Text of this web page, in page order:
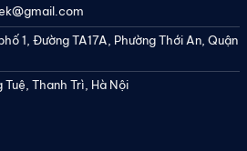
1, Đường TA17A, Phường Thới An, Quận
Tuệ, Thanh Trì, Hà Nội